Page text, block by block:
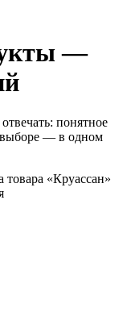
—
понятное
выборе — в одном